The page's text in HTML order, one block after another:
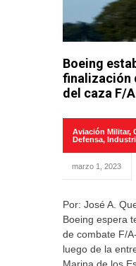
Boeing
finalización
del caza F/
Aviación Militar,
Defensa,
marzo 1, 2023
Por: José A.
Boeing espera
de combate F/
luego de la